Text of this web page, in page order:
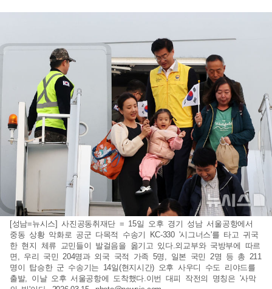
[성남=뉴시스] 사진공동취재단 = 15일 오후 경기 성남 서울공항에서
중동 상황 악화로 공군 다목적 수송기 KC-330 '시그너스'를 타고 귀국
한 현지 체류 교민들이 발걸음을 옮기고 있다.외교부와 국방부에 따르
면, 우리 국민 204명과 외국 국적 가족 5명, 일본 국민 2명 등 총 211
명이 탑승한 군 수송기는 14일(현지시간) 오후 사우디 수도 리야드를
출발, 이날 오후 서울공항에 도착했다.이번 대피 작전의 명칭은 '사막